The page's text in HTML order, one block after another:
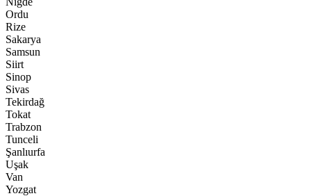
Ordu
Rize
Sakarya
Samsun
Siirt
Sinop
Sivas
Tekirdağ
Tokat
Trabzon
Tunceli
Şanlıurfa
Uşak
Van
Yozgat